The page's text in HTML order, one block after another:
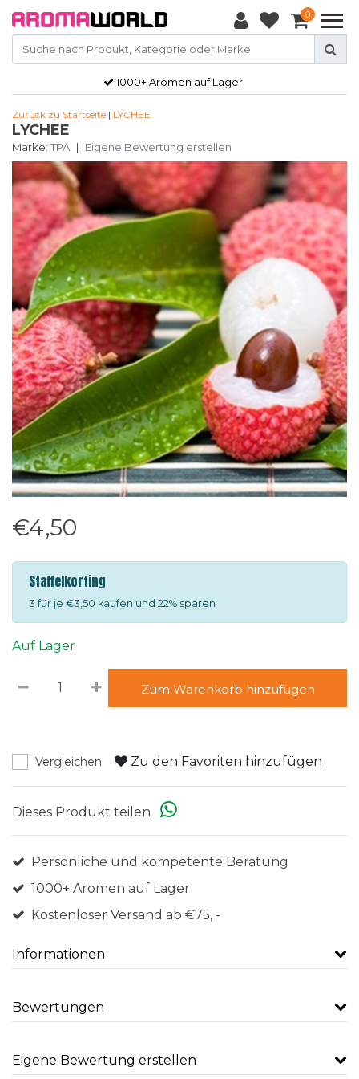
0
1000+ Aromen auf Lager
Zurück zu Startseite | LYCHEE
LYCHEE
Marke: TPA | Eigene Bewertung erstellen
€4,50
Staffelkorting
3 für je €3,50 kaufen und 22% sparen
Auf Lager
Zum Warenkorb hinzufügen
Vergleichen Zu den Favoriten hinzufügen
Dieses Produkt teilen
Persönliche und kompetente Beratung
1000+ Aromen auf Lager
Kostenloser Versand ab €75, -
Informationen
Bewertungen
Eigene Bewertung erstellen